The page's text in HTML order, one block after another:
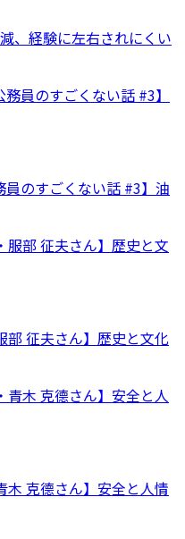
、経験に左右されにくい
のすごくない話 #3】油
部 征夫さん】歴史と文化
木 克德さん】安全と人情